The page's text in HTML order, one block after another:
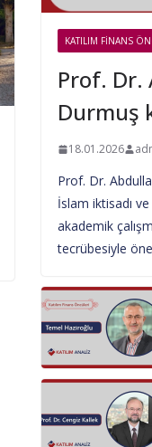
KATILIM FINANS
Prof. Dr.
Durmuş
18.01.2026
Prof. Dr.
İslam iktisadı
akademik
tecrübesiyle